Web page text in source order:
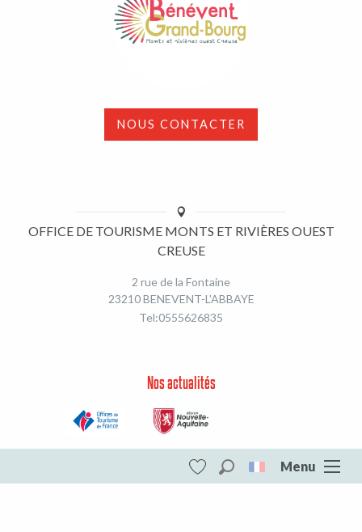
Menu
Recherche
NOUS CONTACTER
OFFICE DE TOURISME MONTS ET RIVIÈRES OUEST
CREUSE
2 rue de la Fontaine
23210 BENEVENT-L’ABBAYE
Tel:0555626835
Nos actualités
Mentions légales et RGPD